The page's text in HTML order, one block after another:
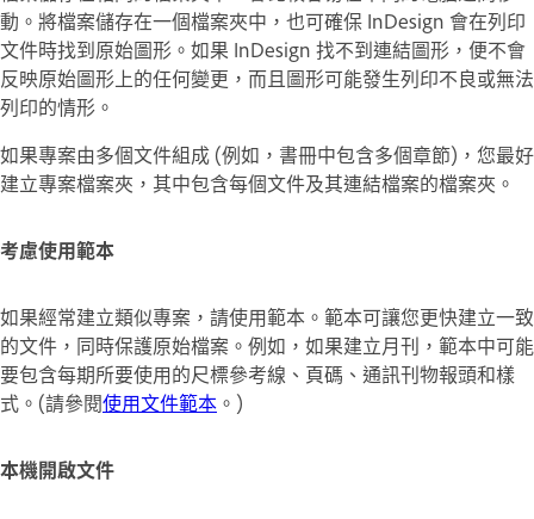
動。將檔案儲存在一個檔案夾中，也可確保 InDesign 會在列印
文件時找到原始圖形。如果 InDesign 找不到連結圖形，便不會
反映原始圖形上的任何變更，而且圖形可能發生列印不良或無法
列印的情形。
如果專案由多個文件組成 (例如，書冊中包含多個章節)，您最好
建立專案檔案夾，其中包含每個文件及其連結檔案的檔案夾。
考慮使用範本
如果經常建立類似專案，請使用範本。範本可讓您更快建立一致
的文件，同時保護原始檔案。例如，如果建立月刊，範本中可能
要包含每期所要使用的尺標參考線、頁碼、通訊刊物報頭和樣
式。(請參閱使用文件範本 。)
本機開啟文件